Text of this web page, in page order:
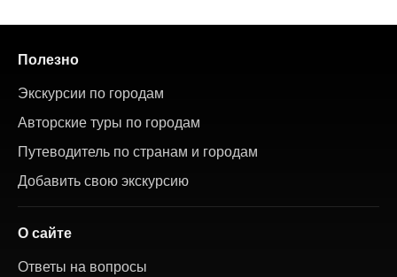
Полезно
Экскурсии по городам
Авторские туры по городам
Путеводитель по странам и городам
Добавить свою экскурсию
О сайте
Ответы на вопросы